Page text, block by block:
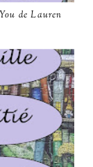
de Lauren